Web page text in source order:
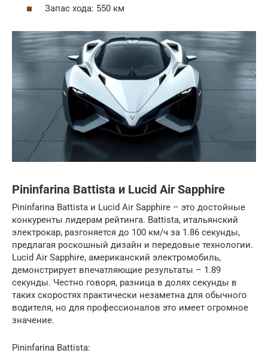
Запас хода: 550 км
Pininfarina Battista и Lucid Air Sapphire
Pininfarina Battista и Lucid Air Sapphire – это достойные
конкуренты лидерам рейтинга. Battista, итальянский
электрокар, разгоняется до 100 км/ч за 1.86 секунды,
предлагая роскошный дизайн и передовые технологии.
Lucid Air Sapphire, американский электромобиль,
демонстрирует впечатляющие результаты – 1.89
секунды. Честно говоря, разница в долях секунды в
таких скоростях практически незаметна для обычного
водителя, но для профессионалов это имеет огромное
значение.
Pininfarina Battista: